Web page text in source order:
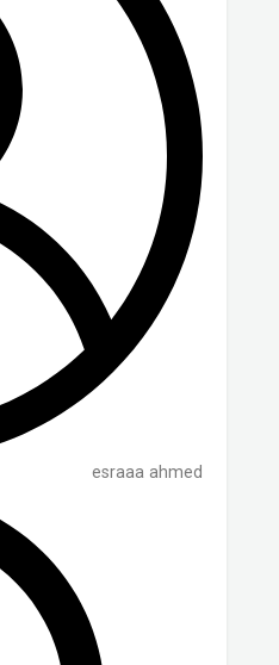
esraaa ahmed